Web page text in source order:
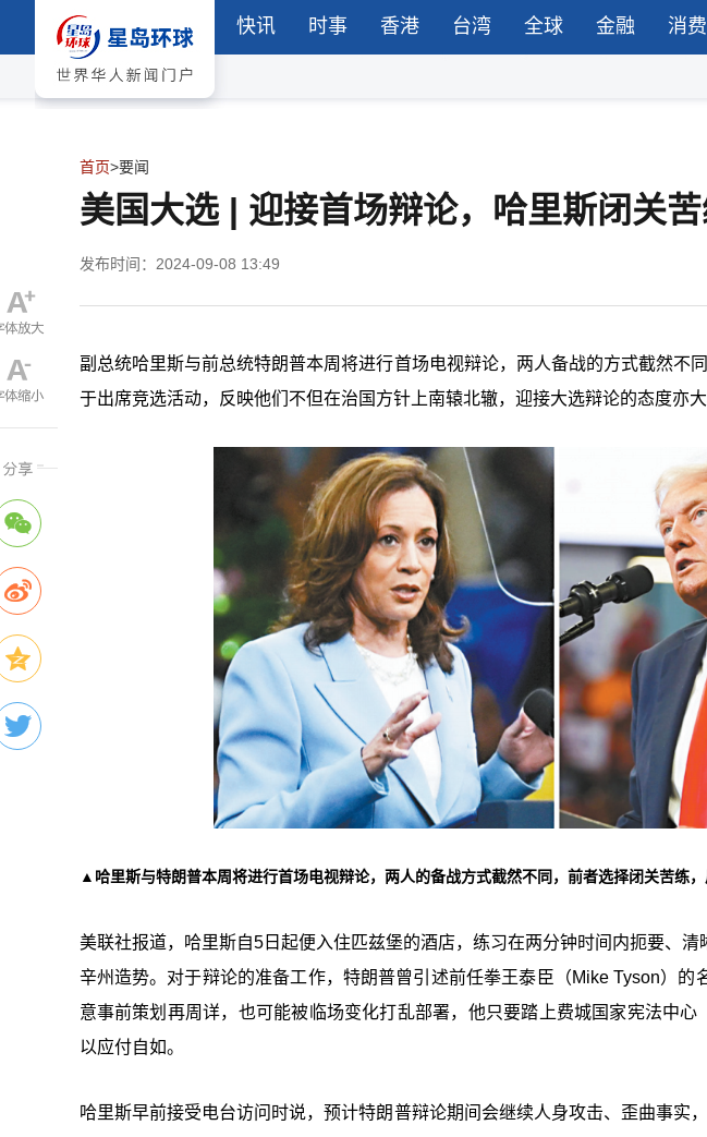
快讯 时事 香港 台湾 全球 金融 消费
首页>要闻
美国大选 | 迎接首场辩论，哈里斯闭关
发布时间：2024-09-08 13:49
副总统哈里斯与前总统特朗普本周将进行首场电视辩论，两人备战的方式截然不
于出席竞选活动，反映他们不但在治国方针上南辕北辙，迎接大选辩论的态度亦大
▲哈里斯与特朗普本周将进行首场电视辩论，两人的备战方式截然不同，前者选择闭关苦练，
美联社报道，哈里斯自5日起便入住匹兹堡的酒店，练习在两分钟时间内扼要、
辛州造势。对于辩论的准备工作，特朗普曾引述前任拳王泰臣（Mike Tyson）的
意事前策划再周详，也可能被临场变化打乱部署，他只要踏上费城国家宪法中
以应付自如。
哈里斯早前接受电台访问时说，预计特朗普辩论期间会继续人身攻击、歪曲事实